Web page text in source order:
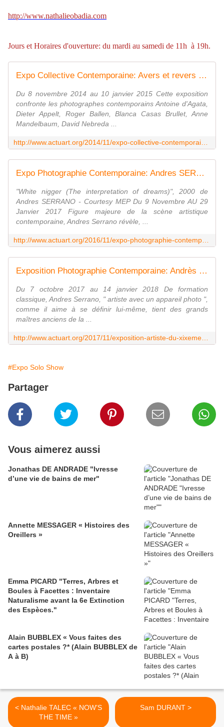
http://www.nathalieobadia.com
Jours et Horaires d'ouverture: du mardi au samedi de 11h à 19h.
Expo Collective Contemporaine: Avers et revers sensible - ACTUART by Eric SIMON
Du 8 novembre 2014 au 10 janvier 2015 Cette exposition
confronte les photographes contemporains Antoine d'Agata,
Dieter Appelt, Roger Ballen, Blanca Casas Brullet, Anne
Mandelbaum, David Nebreda ...
Expo Photographie Contemporaine: Andres SERRANO - ACTUART by Eric SIMON
"White nigger (The interpretation of dreams)", 2000 de
Andres SERRANO - Courtesy MEP Du 9 Novembre AU 29
Janvier 2017 Figure majeure de la scène artistique
contemporaine, Andres Serrano révèle, ...
Exposition Photographie Contemporaine: Andrès SERRANO - ACTUART by Eric SIMON
Du 7 octobre 2017 au 14 janvier 2018 De formation
classique, Andres Serrano, " artiste avec un appareil photo ",
comme il aime à se définir lui-même, tient des grands
maîtres anciens de la ...
#Expo Solo Show
Partager
Vous aimerez aussi
Jonathas DE ANDRADE "Ivresse
d’une vie de bains de mer"
Annette MESSAGER « Histoires des
Oreillers »
Emma PICARD "Terres, Arbres et
Boules à Facettes : Inventaire
Naturalisme avant la 6e Extinction
des Espèces."
Alain BUBBLEX « Vous faites des
cartes postales ?* (Alain BUBBLEX de
A à B)
< Nathalie TALEC « NOW’S
THE TIME »
Sam DURANT >